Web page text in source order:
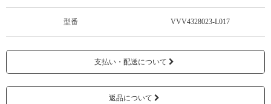
型番 VVV4328023-L017
支払い・配送について
返品について